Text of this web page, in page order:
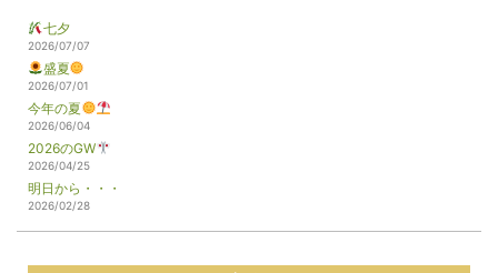
七夕
2026/07/07
盛夏
2026/07/01
今年の夏
2026/06/04
2026のGW
2026/04/25
明日から・・・
2026/02/28